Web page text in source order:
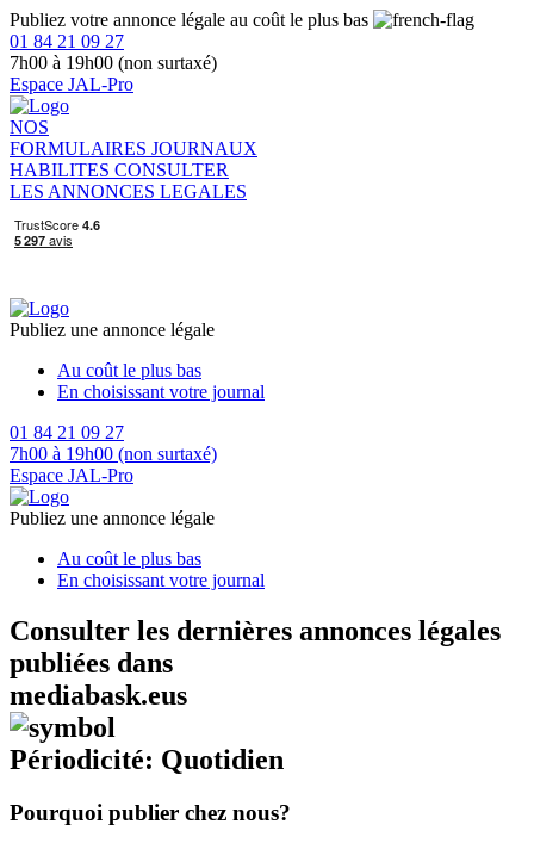
Publiez votre annonce légale au coût le plus bas
01 84 21 09 27
7h00 à 19h00 (non surtaxé)
Espace JAL-Pro
NOS
FORMULAIRES JOURNAUX
HABILITES CONSULTER
LES ANNONCES LEGALES
Publiez une annonce légale
Au coût le plus bas
En choisissant votre journal
01 84 21 09 27
7h00 à 19h00 (non surtaxé)
Espace JAL-Pro
Publiez une annonce légale
Au coût le plus bas
En choisissant votre journal
Consulter les dernières annonces légales
publiées dans
mediabask.eus
Périodicité: Quotidien
Pourquoi publier chez nous?